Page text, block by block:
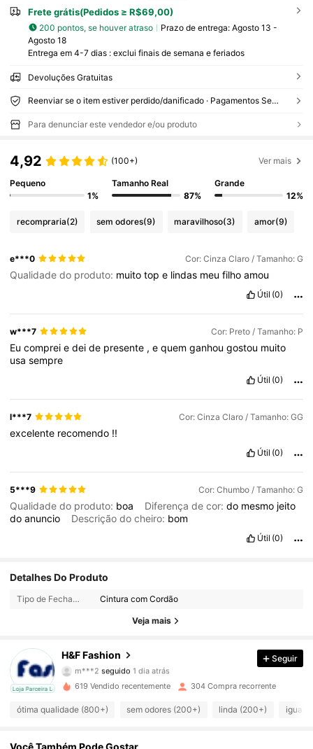
Frete grátis(Pedidos ≥ R$69,00)
200 pontos, se houver atraso Prazo de entrega: Agosto 13 -
Agosto 18
Entrega em 4-7 dias : exclui finais de semana e feriados
Devoluções Gratuitas
Reenviar se o item estiver perdido/danificado · Pagamentos Seguros · Proteção de privacidade
Para denunciar este vendedor e/ou produto
4,92 (100+) Ver mais
Pequeno
1%
Tamanho Real
87%
Grande
12%
recompraria(2) sem odores(9) maravilhoso(3) amor(9)
e***0 Cor: Cinza Claro / Tamanho: G
Qualidade do produto: muitotope lindas meufilhoamou
Útil (0)
w***7 Cor: Preto / Tamanho: P
Eucompreiedeide presente ,equemganhougostou muito
usasempre
Útil (0)
l***7 Cor: Cinza Claro / Tamanho: GG
excelente recomendo !!
Útil (0)
5***9 Cor: Chumbo / Tamanho: G
Qualidade do produto: boa Diferença de cor:do mesmo jeito
doanuncio Descrição do cheiro: bom
Útil (0)
Detalhes Do Produto
Tipo de Fechamento: Cintura com Cordão
Veja mais
Loja Parceira Local
H&F Fashion
4,89 346 Seguidores
346 Seguidores
4,89
m***2 seguido 1 dia atrás
4,89
4,89 346 Seguidores
4,89 346 Seguidores
Seguir
619 Vendido recentemente 304 Compra recorrente
ótima qualidade (800+) sem odores (200+) linda (200+) igual
Você Também Pode Gostar